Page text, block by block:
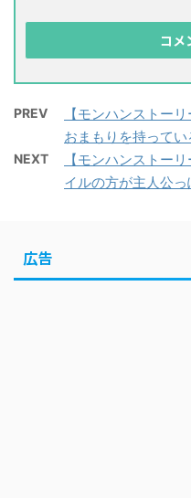
PREV
【モンハンストー
おまもりを持ってい
NEXT
【モンハンストー
イルの方が主人公っ
広告